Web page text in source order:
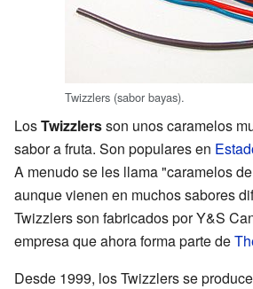
Twizzlers (sabor bayas).
LosTwizzlersson unos caramelos
sabor a fruta. Son populares en
A menudo se les llama "caramelos
aunque vienen en muchos sabores
Twizzlers son fabricados por Y&S
empresa que ahora forma parte de
Desde 1999, los Twizzlers se